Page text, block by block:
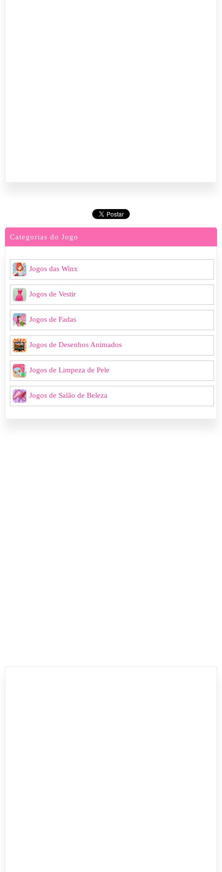
Categorias do Jogo
Jogos das Winx
Jogos de Vestir
Jogos de Fadas
Jogos de Desenhos Animados
Jogos de Limpeza de Pele
Jogos de Salão de Beleza